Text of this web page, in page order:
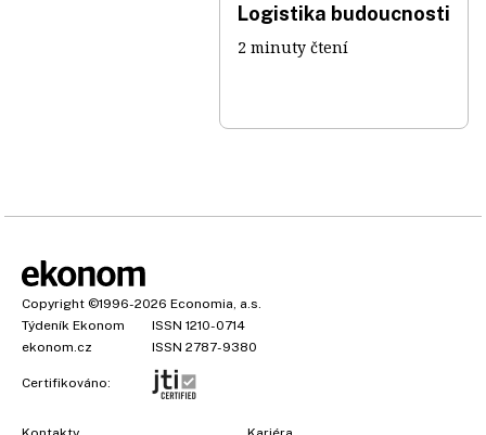
Logistika budoucnosti
2 minuty čtení
Copyright ©1996-2026 Economia, a.s.
Týdeník Ekonom
ISSN 1210-0714
ekonom.cz
ISSN 2787-9380
Certifikováno: